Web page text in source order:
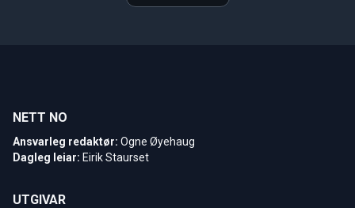
NETT NO
Ansvarleg redaktør: Ogne Øyehaug
Dagleg leiar: Eirik Staurset
UTGIVAR